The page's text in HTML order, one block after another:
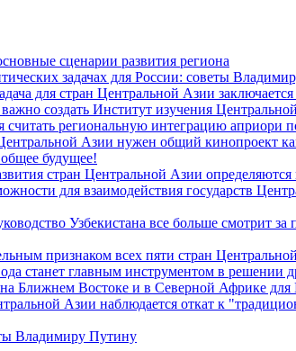
сценарии развития региона
задачах для России: советы
для стран Центральной Азии
создать Институт изучения
региональную интеграцию априори
Азии нужен общий кинопроект
будущее!
стран Центральной Азии
для взаимодействия государств
Узбекистана все больше смотрит
признаком всех пяти стран
станет главным инструментом в решении
Ближнем Востоке и в Северной Африке
Азии наблюдается откат к
Владимиру Путину